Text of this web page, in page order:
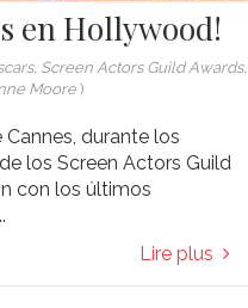
en Hollywood!
Screen Actors Guild Awards,
Moore )
durante los
los Screen Actors Guild
con los últimos
Lire plus